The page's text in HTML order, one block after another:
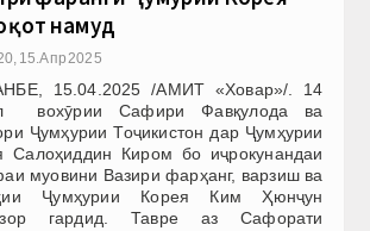
намуд
15.Апр 2025
15.04.2025 /АМИТ «Ховар»/. 14
вохӯрии Сафири Фавқулода ва
Ҷумҳурии Тоҷикистон дар Ҷумҳурии
Салоҳиддин Киром бо иҷрокунандаи
муовини Вазири фарҳанг, варзиш ва
Ҷумҳурии Корея Ким Ҳюнҷун
гардид. Тавре аз Сафорати